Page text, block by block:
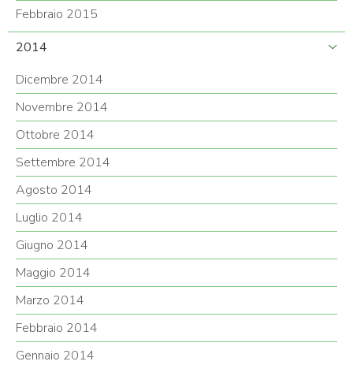
Febbraio 2015
2014
Dicembre 2014
Novembre 2014
Ottobre 2014
Settembre 2014
Agosto 2014
Luglio 2014
Giugno 2014
Maggio 2014
Marzo 2014
Febbraio 2014
Gennaio 2014